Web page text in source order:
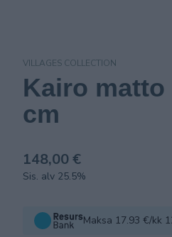
VILLAGES COLLECTION
Kairo matto
cm
148,00 €
Sis. alv 25.5%
Maksa 17.93 €/kk